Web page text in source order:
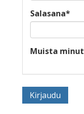
Salasana*
Muista minut